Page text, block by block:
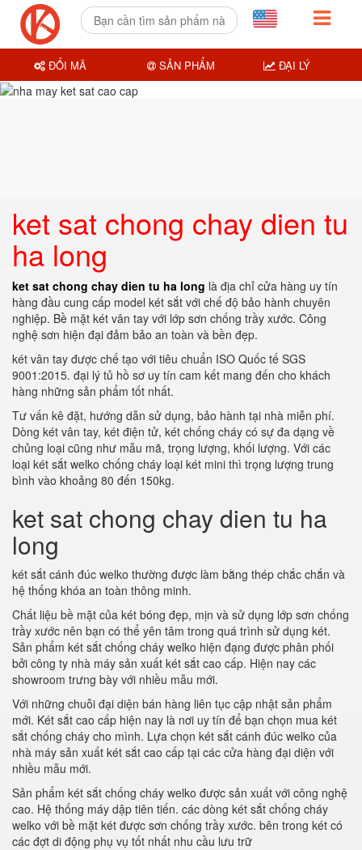
ket sat chong chay dien tu
ha long
ket sat chong chay dien tu ha long là địa chỉ cửa hàng uy tín
hàng đầu cung cấp model két sắt với chế độ bảo hành chuyên
nghiệp. Bề mặt két vân tay với lớp sơn chống trầy xước. Công
nghệ sơn hiện đại đảm bảo an toàn và bền đẹp.
két vân tay được chế tạo với tiêu chuẩn ISO Quốc tế SGS
9001:2015. đại lý tủ hồ sơ uy tín cam kết mang đến cho khách
hàng những sản phẩm tốt nhất.
Tư vấn kê đặt, hướng dẫn sử dụng, bảo hành tại nhà miễn phí.
Dòng két vân tay, két điện tử, két chống cháy có sự đa dạng về
chủng loại cũng như mẫu mã, trọng lượng, khối lượng. Với các
loại két sắt welko chống cháy loại két mini thì trọng lượng trung
bình vào khoảng 80 đến 150kg.
ket sat chong chay dien tu ha
long
két sắt cánh đúc welko thường được làm bằng thép chắc chắn và
hệ thống khóa an toàn thông minh.
Chất liệu bề mặt của két bóng đẹp, mịn và sử dụng lớp sơn chống
trầy xước nên bạn có thể yên tâm trong quá trình sử dụng két.
Sản phẩm két sắt chống cháy welko hiện đạng được phân phối
bởi công ty nhà máy sản xuất két sắt cao cấp. Hiện nay các
showroom trưng bày với nhiều mẫu mới.
Với những chuỗi đại diện bán hàng liên tục cập nhật sản phẩm
mới. Két sắt cao cấp hiện nay là nơi uy tín để bạn chọn mua két
sắt chống cháy cho mình. Lựa chọn két sắt cánh đúc welko của
nhà máy sản xuất két sắt cao cấp tại các cửa hàng đại diện với
nhiều mẫu mới.
Sản phẩm két sắt chống cháy welko được sản xuất với công nghệ
cao. Hệ thống máy dập tiên tiến. các dòng két sắt chống cháy
welko với bề mặt két được sơn chống trầy xước. bên trong két có
các đợt di động phụ vụ tốt nhất nhu cầu lưu trữ
ĐỔI MÃ SẢN PHẨM ĐẠI LÝ